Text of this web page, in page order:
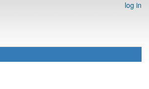
log in